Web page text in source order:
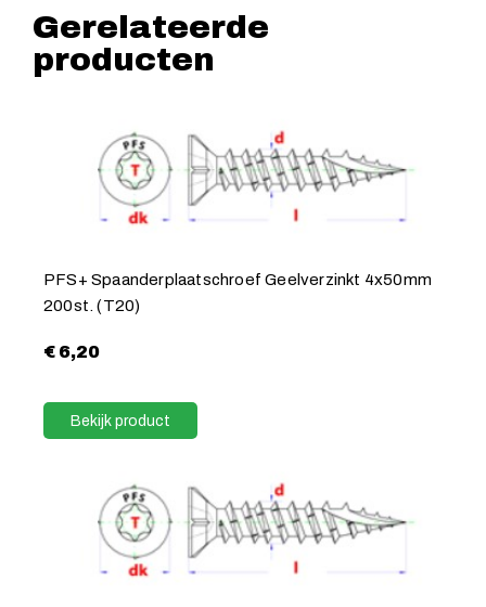
Gerelateerde
producten
PFS+ Spaanderplaatschroef Geelverzinkt 4x50mm
200st. (T20)
€6,20
Bekijk product